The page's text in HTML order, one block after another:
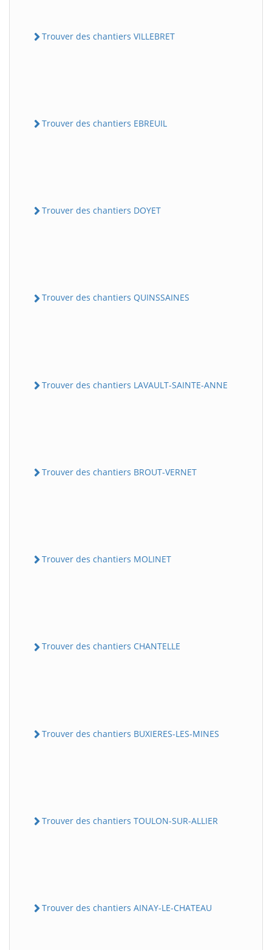
Trouver des chantiers VILLEBRET
Trouver des chantiers EBREUIL
Trouver des chantiers DOYET
Trouver des chantiers QUINSSAINES
Trouver des chantiers LAVAULT-SAINTE-ANNE
Trouver des chantiers BROUT-VERNET
Trouver des chantiers MOLINET
Trouver des chantiers CHANTELLE
Trouver des chantiers BUXIERES-LES-MINES
Trouver des chantiers TOULON-SUR-ALLIER
Trouver des chantiers AINAY-LE-CHATEAU